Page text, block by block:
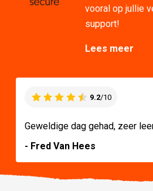
vooral op jullie
support!
Lees meer
9.2/10
Geweldige dag gehad, zeer
- Fred Van Hees